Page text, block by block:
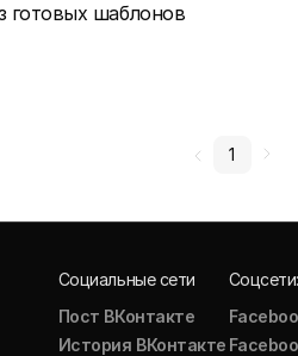
готовых шаблонов
1
Социальные сети
Пост ВКонтакте
История ВКонтакте